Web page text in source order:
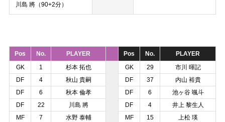
川島 將（90+2分）
Pos No. PLAYER Pos No.
PLAYER
GK
1 杉本 拓也 GK 29
市川 暉記
DF
4 秋山 貴嗣 DF 37
内山 裕貴
DF
6 秋本 倫孝 DF 6
池ヶ谷 颯斗
DF
22 川島 將 DF 4
井上 黎生人
MF
7 水野 泰輔 MF 15
上松 瑛